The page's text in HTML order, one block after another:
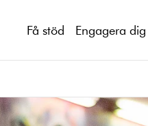
Få stöd Engagera dig